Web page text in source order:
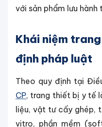
với sản phẩm lưu hành
Khái niệm
định pháp luật
Theo quy định tại
CP, trang thiết bị y tế
liệu, vật tư cấy ghép,
vitro, phần mềm